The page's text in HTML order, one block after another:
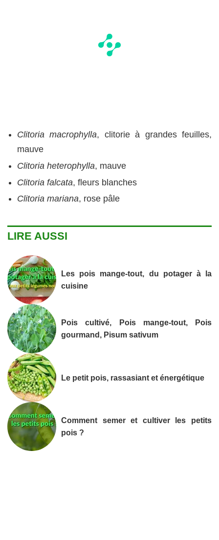
Clitoria macrophylla, clitorie à grandes feuilles,
mauve
Clitoria heterophylla, mauve
Clitoria falcata, fleurs blanches
Clitoria mariana, rose pâle
LIRE AUSSI
Les pois mange-tout, du potager à la
cuisine
Pois cultivé, Pois mange-tout, Pois
gourmand, Pisum sativum
Le petit pois, rassasiant et énergétique
Comment semer et cultiver les petits
pois ?